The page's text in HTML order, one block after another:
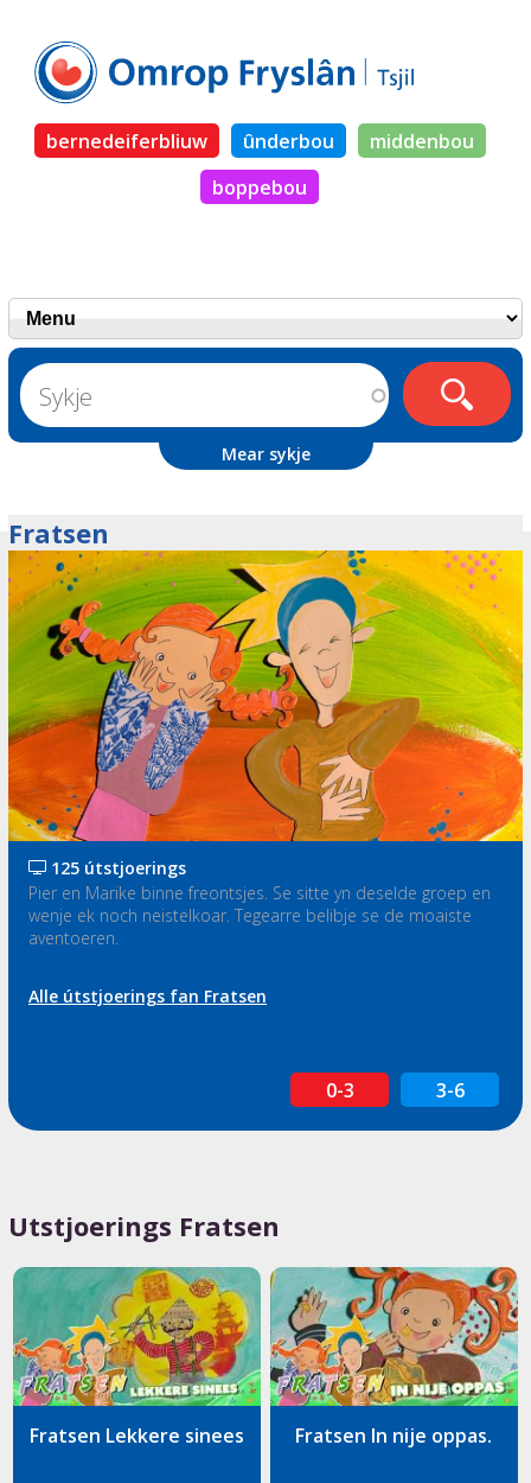
bernedeiferbliuw ûnderbou
middenbou
boppebou
Mear sykje
Fratsen
125 útstjoerings
Pier en Marike binne freontsjes. Se sitte yn deselde groep en
wenje ek noch neistelkoar. Tegearre belibje se de moaiste
aventoeren.
Alle útstjoerings fan Fratsen
0-3 3-6
Utstjoerings Fratsen
Fratsen Lekkere sinees Fratsen In nije oppas.